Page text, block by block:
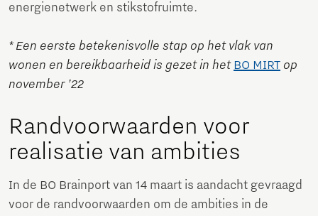
energienetwerk en stikstofruimte.
* Een eerste betekenisvolle stap op het vlak van
wonen en bereikbaarheid is gezet in het BO MIRT op
november ’22
Randvoorwaarden voor
realisatie van ambities
In de BO Brainport van 14 maart is aandacht gevraagd
voor de randvoorwaarden om de ambities in de